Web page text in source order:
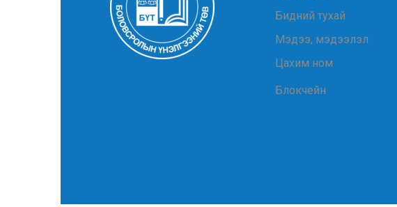
Бидний тухай
Мэдээ, мэдээлэл
Цахим ном
Блокчейн